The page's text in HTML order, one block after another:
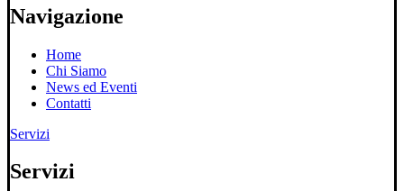
Navigazione
Home
Chi Siamo
News ed Eventi
Contatti
Servizi
Servizi